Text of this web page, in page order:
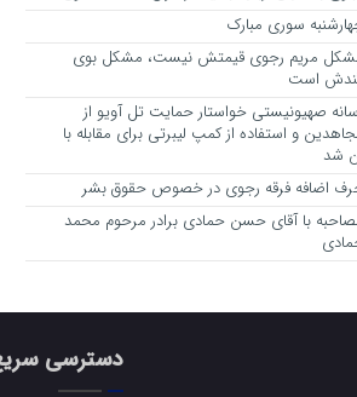
سوری مبارک
مریم رجوی قیمتش نیست، مشکل بوی
است
صهیونیستی خواستار حمایت تل آویو از
و استفاده از کمپ لیبرتی برای مقابله با
شد
اضافه فرقه رجوی در خصوص حقوق بشر
با آقای حسن حمادی برادر مرحوم محمد
دسترسی